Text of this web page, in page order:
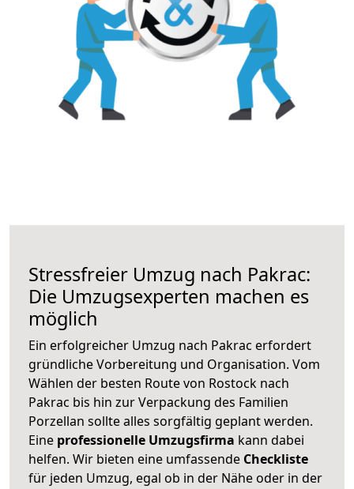
Stressfreier Umzug nach Pakrac:
Die Umzugsexperten machen es
möglich
Ein erfolgreicher Umzug nach Pakrac erfordert
gründliche Vorbereitung und Organisation. Vom
Wählen der besten Route von Rostock nach
Pakrac bis hin zur Verpackung des Familien
Porzellan sollte alles sorgfältig geplant werden.
Eine professionelle Umzugsfirma kann dabei
helfen. Wir bieten eine umfassende Checkliste
für jeden Umzug, egal ob in der Nähe oder in der